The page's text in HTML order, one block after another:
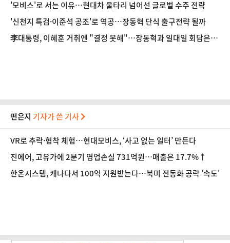
'모비스'로 서는 이유…현대차 울타리 넘어선 글로벌 수주 전략
'신천지 특검·이준석 공조'로 역공…장동혁 단식 출구전략 될까
李대통령, 이혜훈 거취엔 "결정 못해"…장동혁과 일대일 회담은
편은지 기자가 쓴 기사
VR로 추락·협착 체험…현대모비스, ‘사고 없는 일터’ 만든다
진에어, 고유가에 2분기 영업손실 731억원…매출은 17.7%↑
한온시스템, 캐나다서 100억 지원받는다…북미 전동화 공략 '속도'